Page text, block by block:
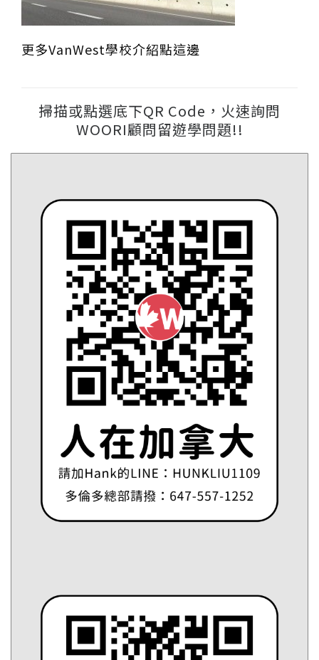
更多VanWest學校介紹點這邊
掃描或點選底下QR Code，火速詢問
WOORI顧問留遊學問題!!